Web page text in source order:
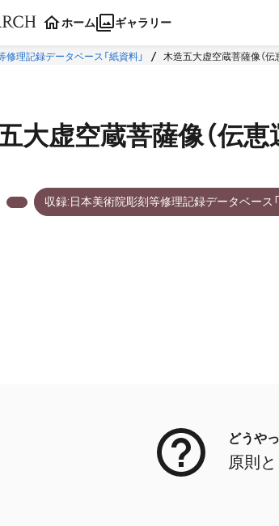
ホーム ギャラリー
修理記録データベース「紙資料」 木造五大虚空蔵菩薩像（伝
大虚空蔵菩薩像（伝恵
収録:日本美術院彫刻等修理記録データベース「
どうや
原則